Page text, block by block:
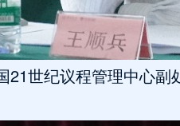
21世纪议程管理中心副